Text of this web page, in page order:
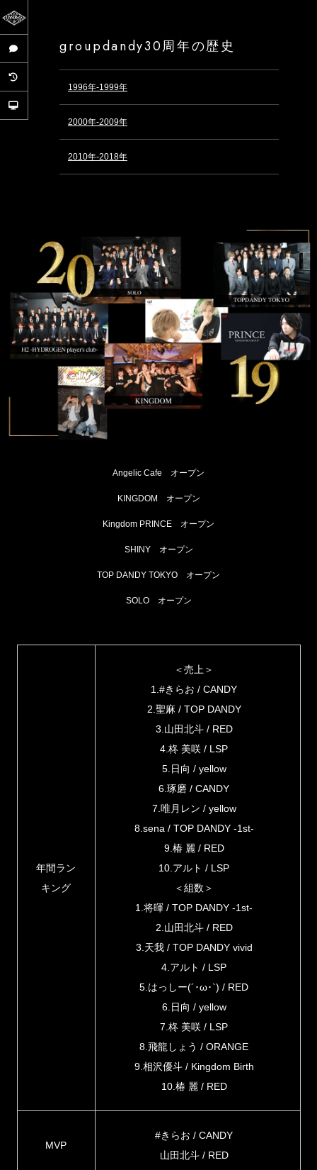
会長メッセージ
gd公式ＨＰ
groupdandy30周年の歴史
1996年-1999年
2000年-2009年
2010年-2018年
Angelic Cafe オープン
KINGDOM オープン
Kingdom PRINCE オープン
SHINY オープン
TOP DANDY TOKYO オープン
SOLO オープン
年間ラン
キング
＜売上＞
1.#きらお / CANDY
2.聖麻 / TOP DANDY
3.山田北斗 / RED
4.柊 美咲 / LSP
5.日向 / yellow
6.琢磨 / CANDY
7.唯月レン / yellow
8.sena / TOP DANDY -1st-
9.椿 麗 / RED
10.アルト / LSP
＜組数＞
1.将暉 / TOP DANDY -1st-
2.山田北斗 / RED
3.天我 / TOP DANDY vivid
4.アルト / LSP
5.はっしー(´･ω･`) / RED
6.日向 / yellow
7.柊 美咲 / LSP
8.飛龍しょう / ORANGE
9.相沢優斗 / Kingdom Birth
10.椿 麗 / RED
MVP
#きらお / CANDY
山田北斗 / RED